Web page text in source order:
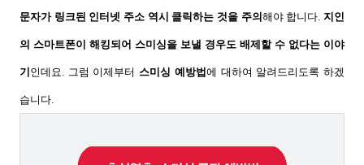
문자가 링크된 인터넷 주소 역시 클릭하는 것을 주의 해야 합니다. 지인
의 스마트폰이 해킹되어 스미싱을 보낼 경우도 배제할 수 없다는 이야
기 인데요. 그럼 이제부터 스미싱 예방법 에 대하여 알려드리도록 하겠
습니다.